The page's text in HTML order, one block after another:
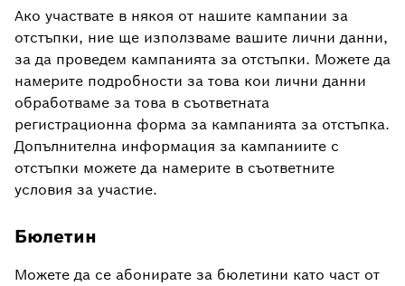
Ако участвате в някоя от нашите кампании за
отстъпки, ние ще използваме вашите лични данни,
за да проведем кампанията за отстъпки. Можете да
намерите подробности за това кои лични данни
обработваме за това в съответната
регистрационна форма за кампанията за отстъпка.
Допълнителна информация за кампаниите с
отстъпки можете да намерите в съответните
условия за участие.
Бюлетин
Можете да се абонирате за бюлетини като част от